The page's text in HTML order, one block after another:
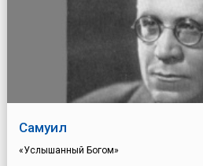
Самуил
«Услышанный Богом»